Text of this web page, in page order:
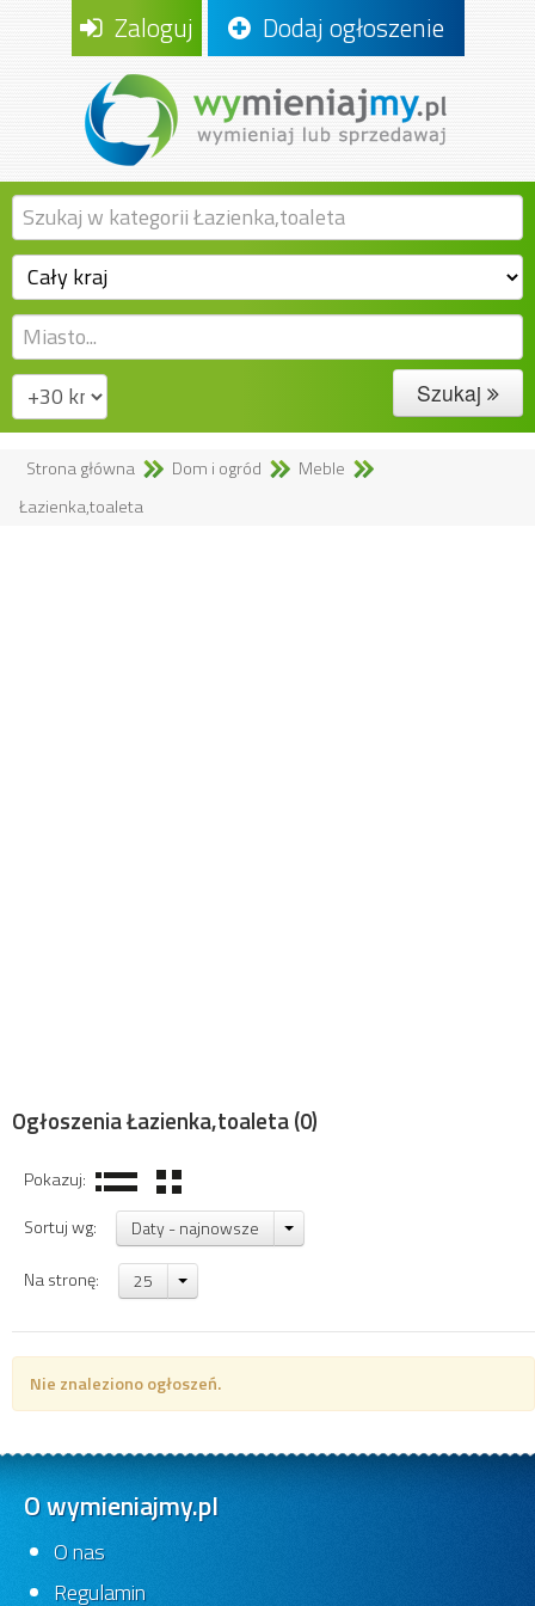
Zaloguj Dodaj ogłoszenie
Szukaj
Strona główna Dom i ogród
Meble
Łazienka,toaleta
Ogłoszenia Łazienka,toaleta(0)
Pokazuj:
Sortuj wg:
Daty - najnowsze
Na stronę: 25
Nie znaleziono ogłoszeń.
O wymieniajmy.pl
O nas
Regulamin